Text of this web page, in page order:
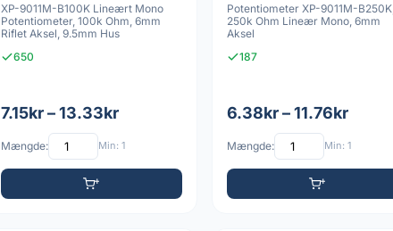
XP-9011M-B100K Lineært Mono
Potentiometer, 100k Ohm, 6mm
Riflet Aksel, 9.5mm Hus
650
7.15kr – 13.33kr
Mængde: Min: 1
Potentiometer XP-9011M-B250K,
250k Ohm Lineær Mono, 6mm
Aksel
187
6.38kr – 11.76kr
Mængde: Min: 1